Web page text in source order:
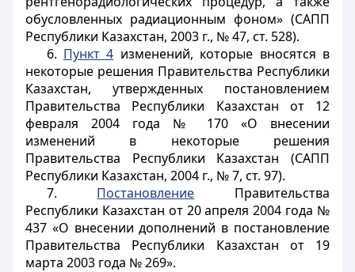
обусловленных радиационным фоном» (САПП
Республики Казахстан, 2003 г., № 47, ст. 528).
6. Пункт 4 изменений, которые вносятся в
некоторые решения Правительства Республики
Казахстан, утвержденных постановлением
Правительства Республики Казахстан от 12
февраля 2004 года № 170 «О внесении
изменений в некоторые решения
Правительства Республики Казахстан (САПП
Республики Казахстан, 2004 г., № 7, ст. 97).
7. Постановление Правительства
Республики Казахстан от 20 апреля 2004 года №
437 «О внесении дополнений в постановление
Правительства Республики Казахстан от 19
марта 2003 года № 269».